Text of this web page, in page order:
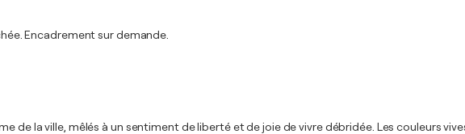
Encadrement sur demande.
de la ville, mêlés à un sentiment de liberté et de joie de vivre débridée. Les couleurs